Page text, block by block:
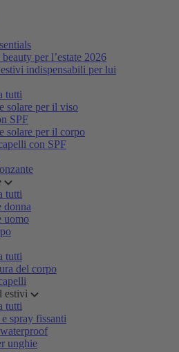
per l’estate 2026
indispensabili per lui
tutti
solare per il viso
SPF
solare per il corpo
con SPF
tutti
donna
uomo
tutti
del corpo
estivi
tutti
spray fissanti
unghie